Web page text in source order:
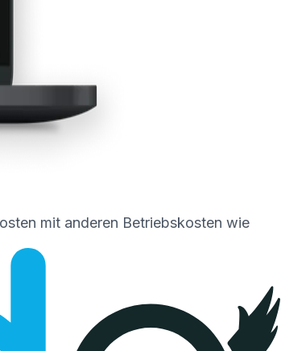
mit anderen Betriebskosten wie